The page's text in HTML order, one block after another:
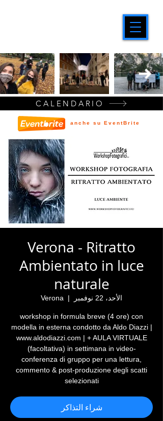
Verona - Ritratto
Ambientato in luce
naturale
الأحد، 22 نوفمبر
  |
Verona
workshop in formula breve (4 ore) con
modella in esterna condotto da Aldo Diazzi |
www.aldodiazzi.com | + AULA VIRTUALE
(facoltativa) in settimana in video-
conferenza di gruppo per una lettura,
commento & post-produzione degli scatti
selezionati
شراء التذاكر
CALENDARIO
anche su EventBrite